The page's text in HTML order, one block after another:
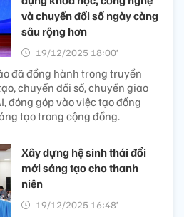
và chuyển đổi số ngày càng
sâu rộng hơn
19/12/2025 18:00’
đã đồng hành trong truyền
chuyển đổi số, chuyển giao
đóng góp vào việc tạo đồng
tạo trong cộng đồng.
Xây dựng hệ sinh thái đổi
mới sáng tạo cho thanh
niên
19/12/2025 16:48’